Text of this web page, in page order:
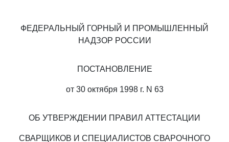
ФЕДЕРАЛЬНЫЙ ГОРНЫЙ И ПРОМЫШЛЕННЫЙ
НАДЗОР РОССИИ
ПОСТАНОВЛЕНИЕ
от 30 октября 1998 г. N 63
ОБ УТВЕРЖДЕНИИ ПРАВИЛ АТТЕСТАЦИИ
СВАРЩИКОВ И СПЕЦИАЛИСТОВ СВАРОЧНОГО